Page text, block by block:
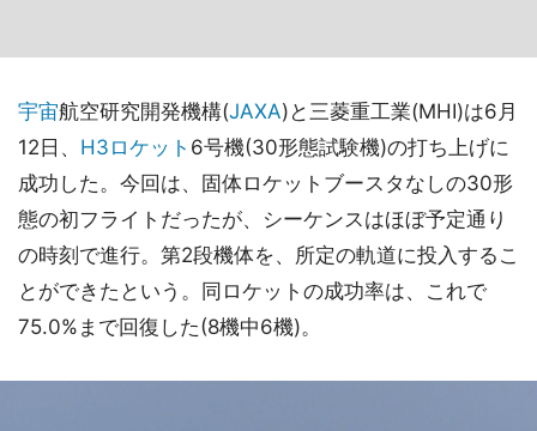
宇宙航空研究開発機構(JAXA)と三菱重工業(MHI)は6月
12日、 H3 ロケット 6号機(30形態試験機)の打ち上げに
成功した。今回は、固体ロケットブースタなしの30形
態の初フライトだったが、シーケンスはほぼ予定通り
の時刻で進行。第2段機体を、所定の軌道に投入するこ
とができたという。同ロケットの成功率は、これで
75.0%まで回復した(8機中6機)。